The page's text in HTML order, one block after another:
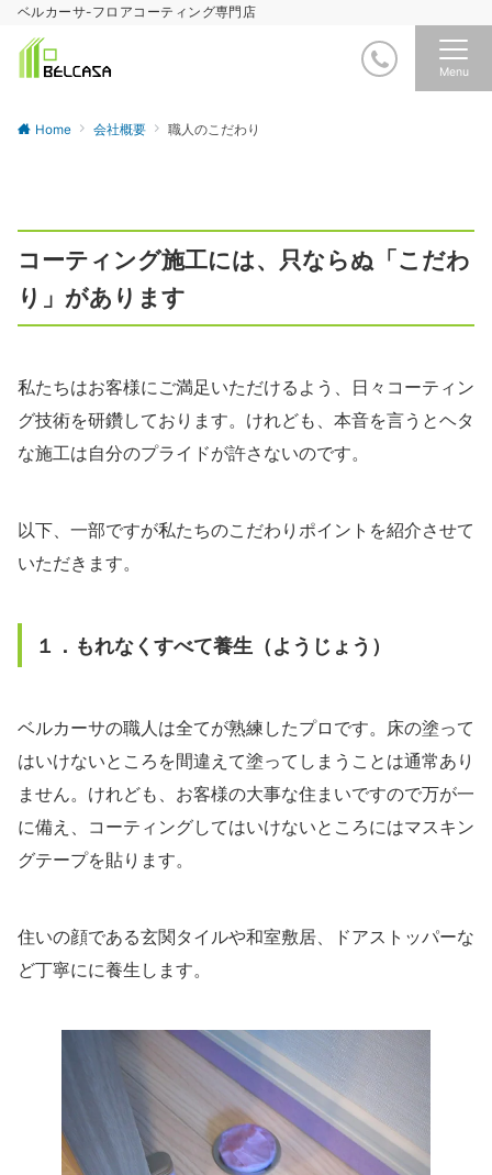
ベルカーサ-フロアコーティング専門店
Menu
Home 会社概要 職人のこだわり
コーティング施工には、只ならぬ「こだわ
り」があります
私たちはお客様にご満足いただけるよう、日々コーティン
グ技術を研鑽しております。けれども、本音を言うとヘタ
な施工は自分のプライドが許さないのです。
以下、一部ですが私たちのこだわりポイントを紹介させて
いただきます。
１．もれなくすべて養生（ようじょう）
ベルカーサの職人は全てが熟練したプロです。床の塗って
はいけないところを間違えて塗ってしまうことは通常あり
ません。けれども、お客様の大事な住まいですので万が一
に備え、コーティングしてはいけないところにはマスキン
グテープを貼ります。
住いの顔である玄関タイルや和室敷居、ドアストッパーな
ど丁寧にに養生します。